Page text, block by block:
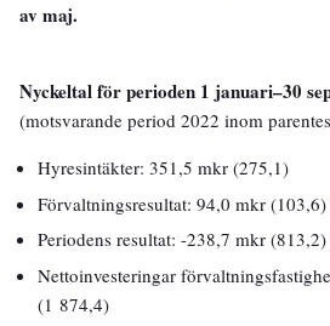
av maj.
Nyckeltal för perioden 1 januari–30
(motsvarande period 2022 inom
Hyresintäkter: 351,5 mkr (275,1)
Förvaltningsresultat: 94,0 mkr (103,6)
Periodens resultat: -238,7 mkr (813,2)
Nettoinvesteringar
(1 874,4)